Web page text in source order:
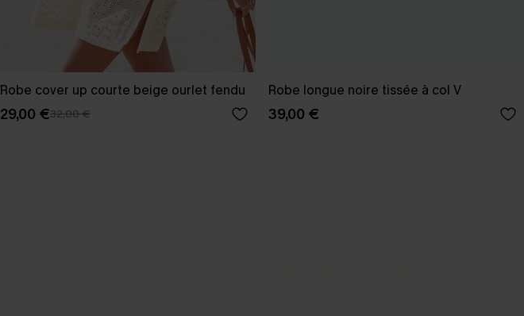
Robe cover up courte beige ourlet fendu
29,00 €32,00 €
Robe longue noire tissée à col V
39,00 €